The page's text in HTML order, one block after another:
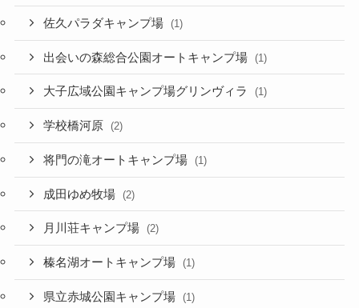
佐久パラダキャンプ場 (1)
出会いの森総合公園オートキャンプ場 (1)
大子広域公園キャンプ場グリンヴィラ (1)
学校橋河原 (2)
将門の滝オートキャンプ場 (1)
成田ゆめ牧場 (2)
月川荘キャンプ場 (2)
榛名湖オートキャンプ場 (1)
県立赤城公園キャンプ場 (1)